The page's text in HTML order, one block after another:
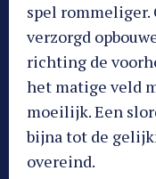
spel rommeliger.
verzorgd
richting de
het matige veld
moeilijk. Een
bijna tot de
overeind.